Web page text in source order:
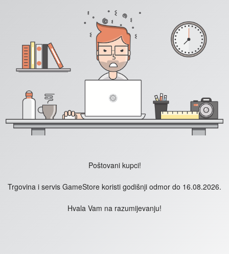
Poštovani kupci!
Trgovina i servis GameStore koristi godišnji odmor do 16.08.2026.
Hvala Vam na razumijevanju!